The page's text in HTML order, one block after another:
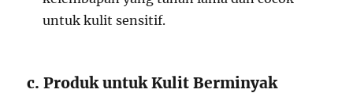
untuk kulit sensitif.
c. Produk untuk Kulit Berminyak